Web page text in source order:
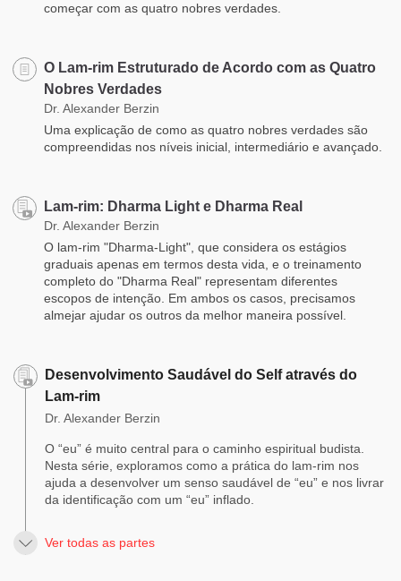
começar com as quatro nobres verdades.
O Lam-rim Estruturado de Acordo com as Quatro
Nobres Verdades
Dr. Alexander Berzin
Uma explicação de como as quatro nobres verdades são
compreendidas nos níveis inicial, intermediário e avançado.
Lam-rim: Dharma Light e Dharma Real
Dr. Alexander Berzin
O lam-rim "Dharma-Light", que considera os estágios
graduais apenas em termos desta vida, e o treinamento
completo do "Dharma Real" representam diferentes
escopos de intenção. Em ambos os casos, precisamos
almejar ajudar os outros da melhor maneira possível.
Desenvolvimento Saudável do Self através do
Lam-rim
Dr. Alexander Berzin
O “eu” é muito central para o caminho espiritual budista.
Nesta série, exploramos como a prática do lam-rim nos
ajuda a desenvolver um senso saudável de “eu” e nos livrar
da identificação com um “eu” inflado.
Ver todas as partes